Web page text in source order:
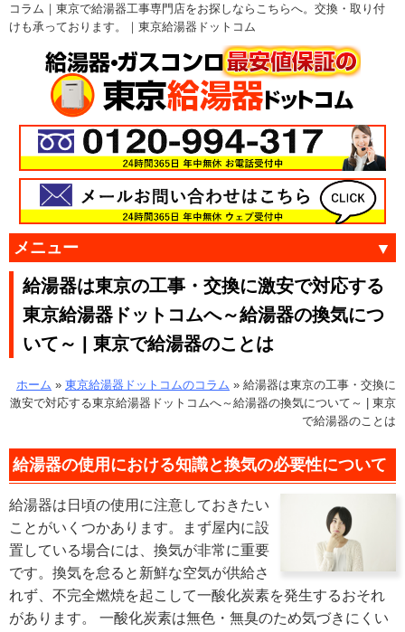
コラム｜東京で給湯器工事専門店をお探しならこちらへ。交換・取り付
けも承っております。｜東京給湯器ドットコム
メニュー
給湯器は東京の工事・交換に激安で対応する
東京給湯器ドットコムへ～給湯器の換気につ
いて～ | 東京で給湯器のことは
ホーム » 東京給湯器ドットコムのコラム » 給湯器は東京の工事・交換に
激安で対応する東京給湯器ドットコムへ～給湯器の換気について～ | 東京
で給湯器のことは
給湯器の使用における知識と換気の必要性について
給湯器は日頃の使用に注意しておきたい
ことがいくつかあります。まず屋内に設
置している場合には、換気が非常に重要
です。換気を怠ると新鮮な空気が供給さ
れず、不完全燃焼を起こして一酸化炭素を発生するおそれ
があります。 一酸化炭素は無色・無臭のため気づきにくい